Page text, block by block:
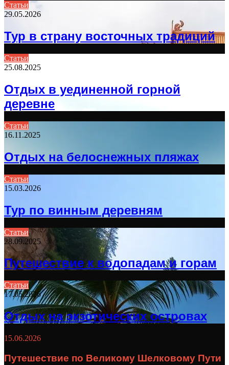
Статьи
29.05.2026
Тур в страну восточных традиций
Статьи
25.08.2025
Отдых в уединенной горной
деревне
Статьи
16.11.2025
Отдых на белоснежных пляжах
Статьи
15.03.2026
Тур по винным деревням
Статьи
28.09.2025
Путешествие к водопадам и горам
Статьи
17.05.2026
Отдых на экзотических островах
15.06.2026
Путешествие по Великому Шелковому Пути